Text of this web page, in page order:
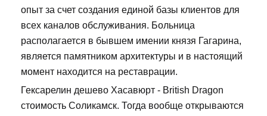
опыт за счет создания единой базы клиентов для
всех каналов обслуживания. Больница
располагается в бывшем имении князя Гагарина,
является памятником архитектуры и в настоящий
момент находится на реставрации.
Гексарелин дешево Хасавюрт - British Dragon
стоимость Соликамск. Тогда вообще открываются